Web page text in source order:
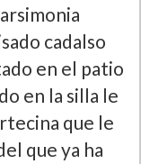
cadalso
en el patio
en la silla le
que le
que ya ha